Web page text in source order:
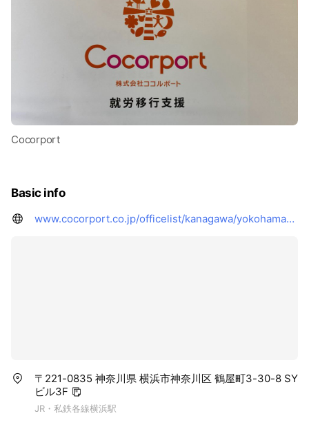
Cocorport
Basic info
www.cocorport.co.jp/officelist/kanagawa/yokohamadai2/
〒221-0835 神奈川県 横浜市神奈川区 鶴屋町3-30-8 SY
ビル3F
JR・私鉄各線横浜駅